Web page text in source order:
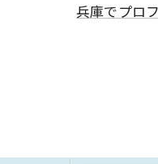
兵庫でプロ